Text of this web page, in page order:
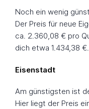
Noch ein wenig
Der Preis für neue
ca. 2.360,08 € pro
dich etwa 1.434,38 €.
Eisenstadt
Am günstigsten ist
Hier liegt der Preis